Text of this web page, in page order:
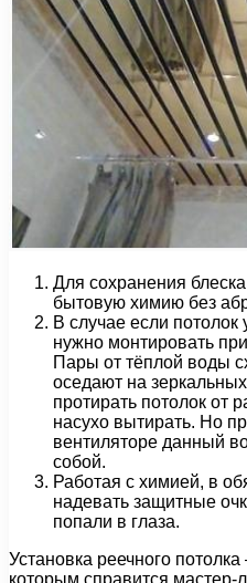
Для сохранения
бытовую химию без
В случае если потолок
нужно монтировать
Пары от тёплой воды
оседают на
протирать потолок от
насухо вытирать. Но
вентиляторе данный
собой.
Работая с химией, в
надевать защитные
попали в глаза.
Установка реечного
которым справится